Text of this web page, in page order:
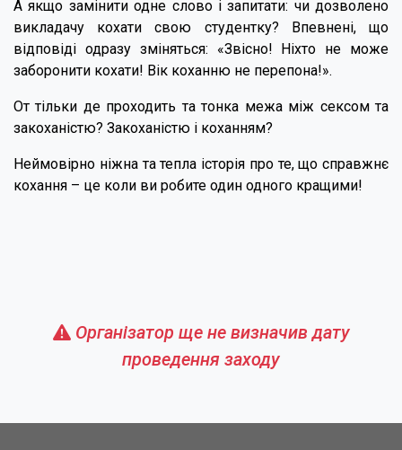
А якщо замінити одне слово і запитати: чи дозволено
викладачу кохати свою студентку? Впевнені, що
відповіді одразу зміняться: «Звісно! Ніхто не може
заборонити кохати! Вік коханню не перепона!».
От тільки де проходить та тонка межа між сексом та
закоханістю? Закоханістю і коханням?
Неймовірно ніжна та тепла історія про те, що справжнє
кохання – це коли ви робите один одного кращими!
Організатор ще не визначив дату
проведення заходу